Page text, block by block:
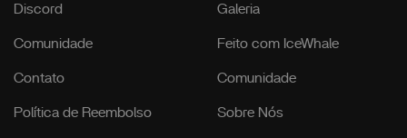
Discord
Comunidade
Contato
Política de Reembolso
Galeria
Feito com IceWhale
Comunidade
Sobre Nós